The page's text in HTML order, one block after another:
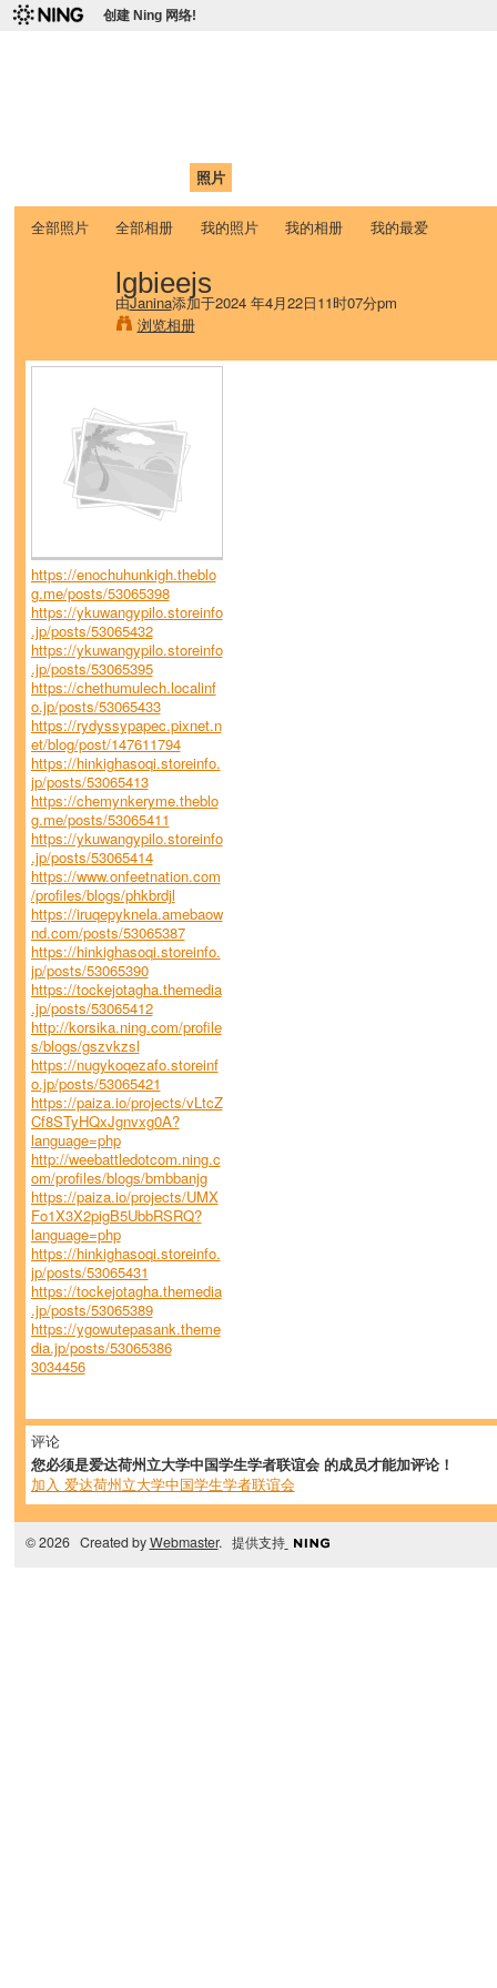
创建 Ning 网络!
照片
全部照片 全部相册 我的照片 我的相册 我的最爱
lgbieejs
由Janina添加于2024 年4月22日11时07分pm
浏览相册
https://enochuhunkigh.theblo
g.me/posts/53065398
https://ykuwangypilo.storeinfo
.jp/posts/53065432
https://ykuwangypilo.storeinfo
.jp/posts/53065395
https://chethumulech.localinf
o.jp/posts/53065433
https://rydyssypapec.pixnet.n
et/blog/post/147611794
https://hinkighasoqi.storeinfo.
jp/posts/53065413
https://chemynkeryme.theblo
g.me/posts/53065411
https://ykuwangypilo.storeinfo
.jp/posts/53065414
https://www.onfeetnation.com
/profiles/blogs/phkbrdjl
https://iruqepyknela.amebaow
nd.com/posts/53065387
https://hinkighasoqi.storeinfo.
jp/posts/53065390
https://tockejotagha.themedia
.jp/posts/53065412
http://korsika.ning.com/profile
s/blogs/gszvkzsl
https://nugykoqezafo.storeinf
o.jp/posts/53065421
https://paiza.io/projects/vLtcZ
Cf8STyHQxJgnvxg0A?
language=php
http://weebattledotcom.ning.c
om/profiles/blogs/bmbbanjg
https://paiza.io/projects/UMX
Fo1X3X2pigB5UbbRSRQ?
language=php
https://hinkighasoqi.storeinfo.
jp/posts/53065431
https://tockejotagha.themedia
.jp/posts/53065389
https://ygowutepasank.theme
dia.jp/posts/53065386
3034456
评论
您必须是爱达荷州立大学中国学生学者联谊会 的成员才能加评论！
加入 爱达荷州立大学中国学生学者联谊会
© 2026 Created byWebmaster. 提供支持